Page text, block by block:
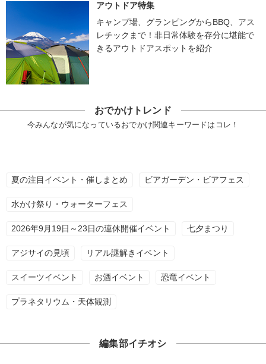
アウトドア特集
キャンプ場、グランピングからBBQ、アス
レチックまで！非日常体験を存分に堪能で
きるアウトドアスポットを紹介
おでかけトレンド
今みんなが気になっているおでかけ関連キーワードはコレ！
夏の注目イベント・催しまとめ ビアガーデン・ビアフェス
水かけ祭り・ウォーターフェス
2026年9月19日～23日の連休開催イベント 七夕まつり
アジサイの見頃 リアル謎解きイベント
スイーツイベント お酒イベント 恐竜イベント
プラネタリウム・天体観測
編集部イチオシ